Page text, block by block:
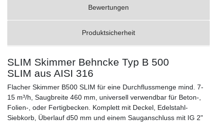
Bewertungen
Produktsicherheit
SLIM Skimmer Behncke Typ B 500
SLIM aus AISI 316
Flacher Skimmer B500 SLIM für eine Durchflussmenge mind. 7-
15 m³/h, Saugbreite 460 mm, universell verwendbar für Beton-,
Folien-, oder Fertigbecken. Komplett mit Deckel, Edelstahl-
Siebkorb, Überlauf d50 mm und einem Sauganschluss mit IG 2"